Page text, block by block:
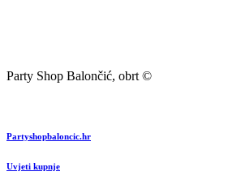
Party Shop Balončić, obrt ©
Partyshopbaloncic.hr
Uvjeti kupnje